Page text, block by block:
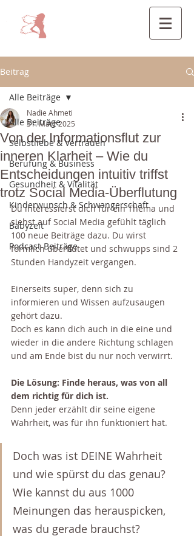
Beitrag
Alle Beiträge
Selbstliebe & Vertrauen
Berufung & Business
Gesundheit & Vitalität
Kinderwunsch & Schwangerschaft
Babyzeit
Podcast-Beiträge
Alle Beiträge
Von der Informationsflut zur
inneren Klarheit – Wie du
Entscheidungen intuitiv triffst
trotz Social Media-Überflutung
Nadie Ahmeti
31. März 2025
Du interessierst dich für ein Thema und
siehst auf Social Media gefühlt täglich
100 neue Beiträge dazu. Du wirst
förmlich überflutet und schwupps sind 2
Stunden Handyzeit vergangen.
Einerseits super, denn sich zu
informieren und Wissen aufzusaugen
gehört dazu.
Doch es kann dich auch in die eine und
wieder in die andere Richtung schlagen
und am Ende bist du nur noch verwirrt.
Die Lösung: Finde heraus, was von all
dem richtig für dich ist.
Denn jeder erzählt dir seine eigene
Wahrheit, was für ihn funktioniert hat.
Doch was ist DEINE Wahrheit
und wie spürst du das genau?
Wie kannst du aus 1000
Meinungen das herauspicken,
was du gerade brauchst?